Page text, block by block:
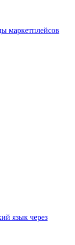
маркетплейсов
язык через